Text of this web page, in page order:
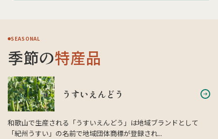
SEASONAL
季節の特産品
うすいえんどう
和歌山で生産される「うすいえんどう」は地域ブランドとして
「紀州うすい」の名前で地域団体商標が登録され...